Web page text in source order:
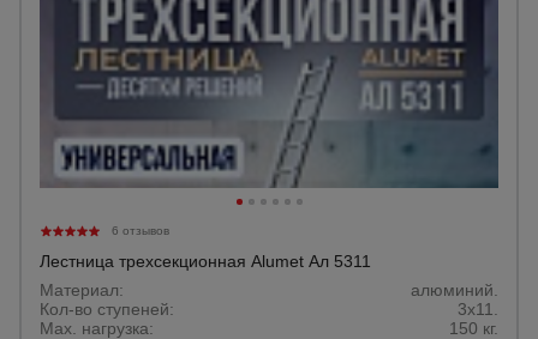
6 отзывов
Лестница трехсекционная Alumet Ал 5311
Материал:
алюминий.
Кол-во ступеней:
3х11.
Max. нагрузка:
150 кг.